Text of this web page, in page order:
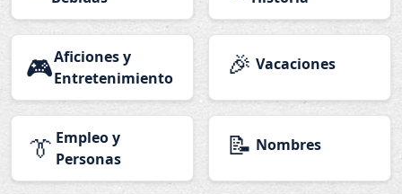
🎮Aficiones y
Entretenimiento
🎉 Vacaciones
👔 Empleo y
Personas
📝 Nombres